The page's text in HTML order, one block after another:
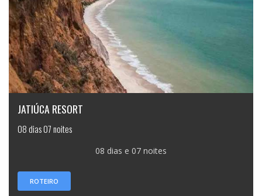
JATIÚCA RESORT
08 dias 07 noites
08 dias e 07 noites
ROTEIRO